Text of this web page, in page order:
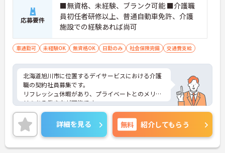
応募要件
■無資格、未経験、ブランク可能 ■介護職
員初任者研修以上、普通自動車免許、介護
施設での経験あれば尚可
車通勤可 未経験OK 無資格OK 日勤のみ 社会保険完備 交通費支給
北海道旭川市に位置するデイサービスにおける介護
職の契約社員募集です。
リフレッシュ休暇があり、プライベートとのメリハ
リのある働き方が可能です。
また研修制度や正社員登用制度もあり働きながらス
キルアップが目指せる環境です。
ご興味のある方には、面接対策ポイントなど、さら
に詳細をご案内しますのでお気軽にご相談くださ
い！
詳細を見る 無料 紹介してもらう